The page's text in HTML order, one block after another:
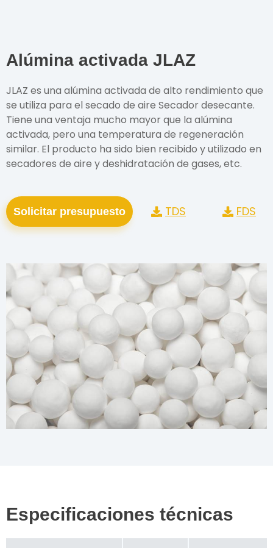
Alúmina activada JLAZ
JLAZ es una alúmina activada de alto rendimiento que
se utiliza para el secado de aire Secador desecante.
Tiene una ventaja mucho mayor que la alúmina
activada, pero una temperatura de regeneración
similar. El producto ha sido bien recibido y utilizado en
secadores de aire y deshidratación de gases, etc.
Solicitar presupuesto TDS FDS
Especificaciones técnicas